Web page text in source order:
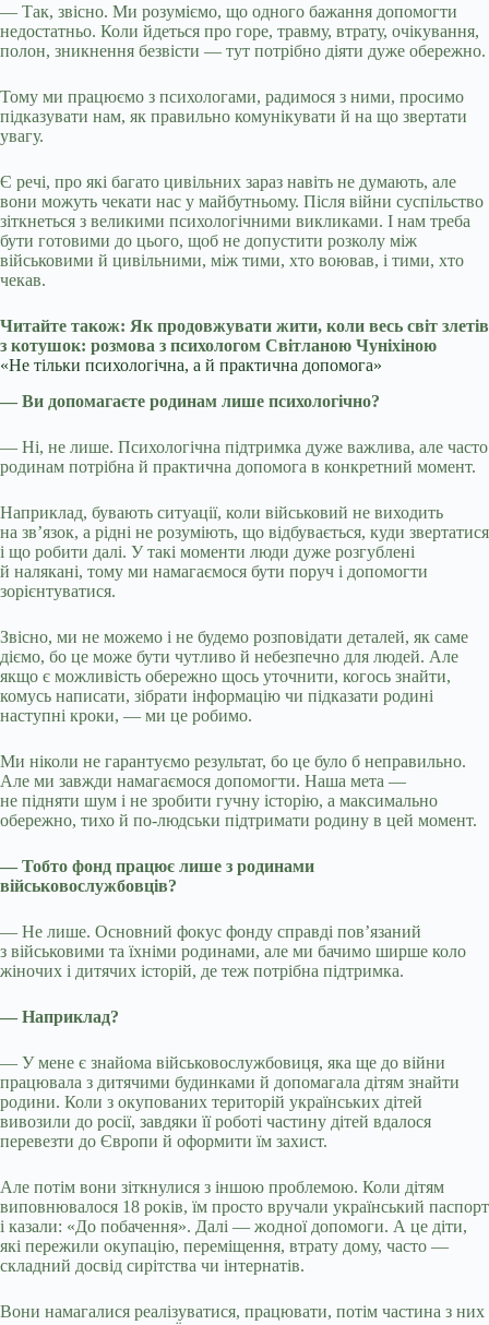
— Так, звісно. Ми розуміємо, що одного бажання допомогти
недостатньо. Коли йдеться про горе, травму, втрату, очікування,
полон, зникнення безвісти — тут потрібно діяти дуже обережно.
Тому ми працюємо з психологами, радимося з ними, просимо
підказувати нам, як правильно комунікувати й на що звертати
увагу.
Є речі, про які багато цивільних зараз навіть не думають, але
вони можуть чекати нас у майбутньому. Після війни суспільство
зіткнеться з великими психологічними викликами. І нам треба
бути готовими до цього, щоб не допустити розколу між
військовими й цивільними, між тими, хто воював, і тими, хто
чекав.
Читайте також: Як продовжувати жити, коли весь світ злетів
з котушок: розмова з психологом Світланою Чуніхіною
«Не тільки психологічна, а й практична допомога»
— Ви допомагаєте родинам лише психологічно?
— Ні, не лише. Психологічна підтримка дуже важлива, але часто
родинам потрібна й практична допомога в конкретний момент.
Наприклад, бувають ситуації, коли військовий не виходить
на зв’язок, а рідні не розуміють, що відбувається, куди звертатися
і що робити далі. У такі моменти люди дуже розгублені
й налякані, тому ми намагаємося бути поруч і допомогти
зорієнтуватися.
Звісно, ми не можемо і не будемо розповідати деталей, як саме
діємо, бо це може бути чутливо й небезпечно для людей. Але
якщо є можливість обережно щось уточнити, когось знайти,
комусь написати, зібрати інформацію чи підказати родині
наступні кроки, — ми це робимо.
Ми ніколи не гарантуємо результат, бо це було б неправильно.
Але ми завжди намагаємося допомогти. Наша мета —
не підняти шум і не зробити гучну історію, а максимально
обережно, тихо й по-людськи підтримати родину в цей момент.
— Тобто фонд працює лише з родинами
військовослужбовців?
— Не лише. Основний фокус фонду справді пов’язаний
з військовими та їхніми родинами, але ми бачимо ширше коло
жіночих і дитячих історій, де теж потрібна підтримка.
— Наприклад?
— У мене є знайома військовослужбовиця, яка ще до війни
працювала з дитячими будинками й допомагала дітям знайти
родини. Коли з окупованих територій українських дітей
вивозили до росії, завдяки її роботі частину дітей вдалося
перевезти до Європи й оформити їм захист.
Але потім вони зіткнулися з іншою проблемою. Коли дітям
виповнювалося 18 років, їм просто вручали український паспорт
і казали: «До побачення». Далі — жодної допомоги. А це діти,
які пережили окупацію, переміщення, втрату дому, часто —
складний досвід сирітства чи інтернатів.
Вони намагалися реалізуватися, працювати, потім частина з них